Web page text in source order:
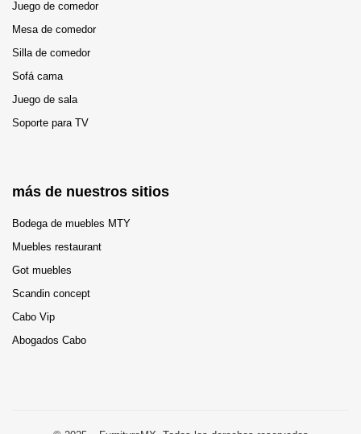
Juego de comedor
Mesa de comedor
Silla de comedor
Sofá cama
Juego de sala
Soporte para TV
más de nuestros sitios
Bodega de muebles MTY
Muebles restaurant
Got muebles
Scandin concept
Cabo Vip
Abogados Cabo